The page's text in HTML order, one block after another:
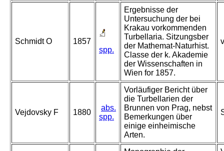
Schmidt O
1857
spp.
Ergebnisse der
Untersuchung der bei
Krakau vorkommenden
Turbellaria. Sitzungsber
der Mathemat-Naturhist.
Classe der k. Akademie
der Wissenschaften in
Wien for 1857.
Vejdovsky F 1880
abs.
spp.
Vorläufiger Bericht über
die Turbellarien der
Brunnen von Prag, nebst
Bemerkungen über
einige einheimische
Arten.